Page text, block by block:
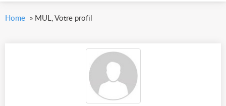
Home » MUL, Votre profil